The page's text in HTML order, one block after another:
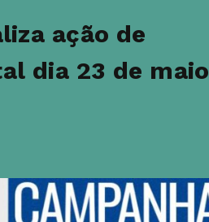
ação de
dia 23 de maio